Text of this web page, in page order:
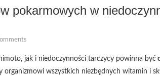
pokarmowych w
jak i niedoczynności tarczycy powinna być
organizmowi wszystkich niezbędnych witamin i